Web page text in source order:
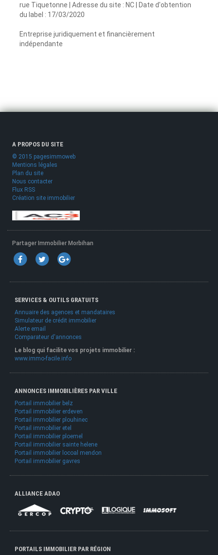
rue Tiquetonne | Adresse du site : NC | Date d'obtention
du label : 17/03/2020
Entreprise juridiquement et financièrement
indépendante
A PROPOS DU SITE
© 2015 pagesimmoweb
Mentions légales
Plan du site
Nous contacter
Flux RSS
Création site immobilier
Partager Immobilier Morbihan
SERVICES & OUTILS GRATUITS
Annuaire des agences et mandataires
Simulateur de crédit immobilier
Alerte email
Comparateur d'annonces
Le blog qui facilite vos projets immobilier :
www.immo-facile.info
ANNONCES IMMOBILIÈRES PAR VILLE
Portail immobilier belz
Portail immobilier erdeven
Portail immobilier plouhinec
Portail immobilier etel
Portail immobilier ploemel
Portail immobilier sainte helene
Portail immobilier locoal mendon
Portail immobilier gavres
ALLIANCE ADAO
PORTAILS IMMOBILIER PAR RÉGION